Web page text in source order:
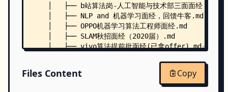
│   ├── b站算法岗-人工智能与技术部三面面经（2020
    │   ├── NLP and 机器学习面经，回馈牛客.md
    │   ├── OPPO机器学习算法工程师面经.md
    │   ├── SLAM秋招面经（2020届）.md
    │   ├── vivo算法提前批面经(已拿offer).md
│   ├── 中兴20校招图像算法面经【技术面+综合面】
│   ├── 云从科技-计算机视觉算法工程师-面经（2020
│   ├── 京东20校招cv方向-云视频【四面+总监面】
Files Content Copy